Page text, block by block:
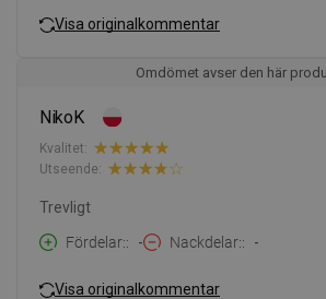
Visa originalkommentar
Omdömet avser den här
NikoK
Kvalitet:
Utseende:
Trevligt
Fördelar:
- Nackdelar: -
Visa originalkommentar